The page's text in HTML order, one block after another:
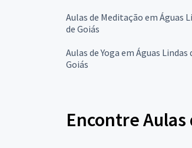
Aulas de Meditação em Águas
de Goiás
Aulas de Yoga em Águas Lindas
Goiás
Encontre Aulas